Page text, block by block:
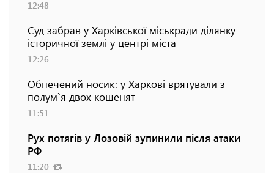
12:48
Суд забрав у Харківської міськради ділянку
історичної землі у центрі міста
12:26
Обпечений носик: у Харкові врятували з
полум`я двох кошенят
11:51
Рух потягів у Лозовій зупинили після атаки
РФ
11:20